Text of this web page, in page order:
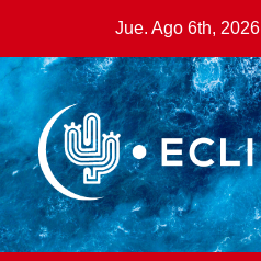
contenido
Jue. Ago 6th, 2026